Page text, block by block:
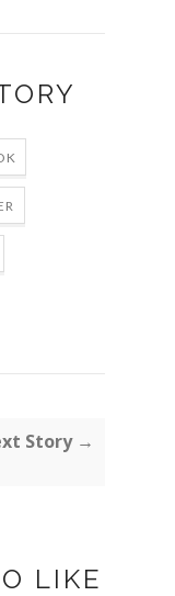
Story →
LIKE